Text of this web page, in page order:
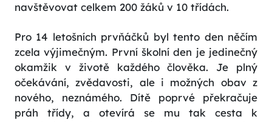
navštěvovat celkem 200 žáků v 10 třídách.
Pro 14 letošních prvňáčků byl tento den něčím
zcela výjimečným. První školní den je jedinečný
okamžik v životě každého člověka. Je plný
očekávání, zvědavosti, ale i možných obav z
nového, neznámého. Dítě poprvé překračuje
práh třídy, a otevírá se mu tak cesta k